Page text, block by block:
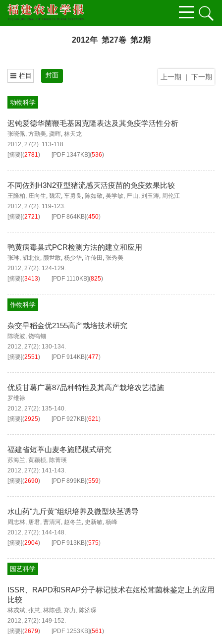
2012年 第27卷 第2期
上一期 | 下一期
栏目 封面
动物科学
迟钝爱德华菌鞭毛基因克隆表达及其免疫学活性分析
张晓佩, 方勤美, 龚晖, 林天龙
2012, 27(2): 113-118.
[摘要](2781) [PDF 1347KB](536)
不同佐剂H3N2亚型猪流感灭活疫苗的免疫效果比较
王隆柏, 庄向生, 魏宏, 车勇良 , 陈如敬, 吴学敏, 严山, 刘玉涛, 周伦江
2012, 27(2): 119-123.
[摘要](2721) [PDF 864KB](450)
鸭黄病毒巢式PCR检测方法的建立和应用
张琳, 胡北侠, 颜世敢, 杨少华, 许传田 , 张秀美
2012, 27(2): 124-129.
[摘要](3413) [PDF 1110KB](825)
作物科学
杂交早稻金优2155高产栽培技术研究
陈晓波, 饶鸣钿
2012, 27(2): 130-134.
[摘要](2551) [PDF 914KB](477)
优质甘薯广薯87品种特性及其高产栽培农艺措施
罗维禄
2012, 27(2): 135-140.
[摘要](2925) [PDF 927KB](621)
福建省短葶山麦冬施肥模式研究
苏海兰, 黄颖桢, 陈菁瑛
2012, 27(2): 141-143.
[摘要](2690) [PDF 899KB](559)
水山药"九斤黄"组织培养及微型块茎诱导
周志林, 唐君, 曹清河, 赵冬兰, 史新敏, 杨峰
2012, 27(2): 144-148.
[摘要](2904) [PDF 913KB](575)
园艺科学
ISSR、RAPD和SRAP分子标记技术在姬松茸菌株鉴定上的应用
比较
林戎斌, 张慧, 林陈强, 郑力, 陈济琛
2012, 27(2): 149-152.
[摘要](2679) [PDF 1253KB](561)